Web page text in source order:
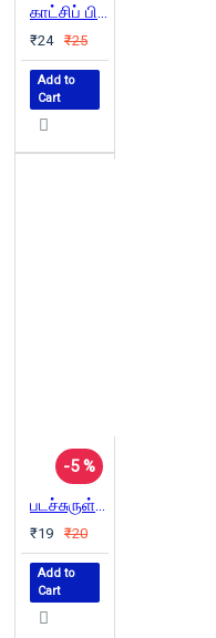
காட்சிப் பிழை - ஜுலை 2015
₹24 ₹25
Add to
Cart
-5 %
படச்சுருள் - ஜுலை 2015
₹19 ₹20
Add to
Cart